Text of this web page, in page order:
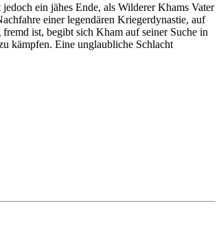
ein jähes Ende, als Wilderer Khams Vater
einer legendären Kriegerdynastie, auf
ist, begibt sich Kham auf seiner Suche in
kämpfen. Eine unglaubliche Schlacht